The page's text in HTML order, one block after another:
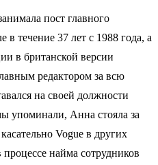
пост главного
в течение 37 лет с 1988 года, а
в британской версии
редактором за всю
на своей должности
упоминали, Анна стояла за
Vogue в других
процессе найма сотрудников